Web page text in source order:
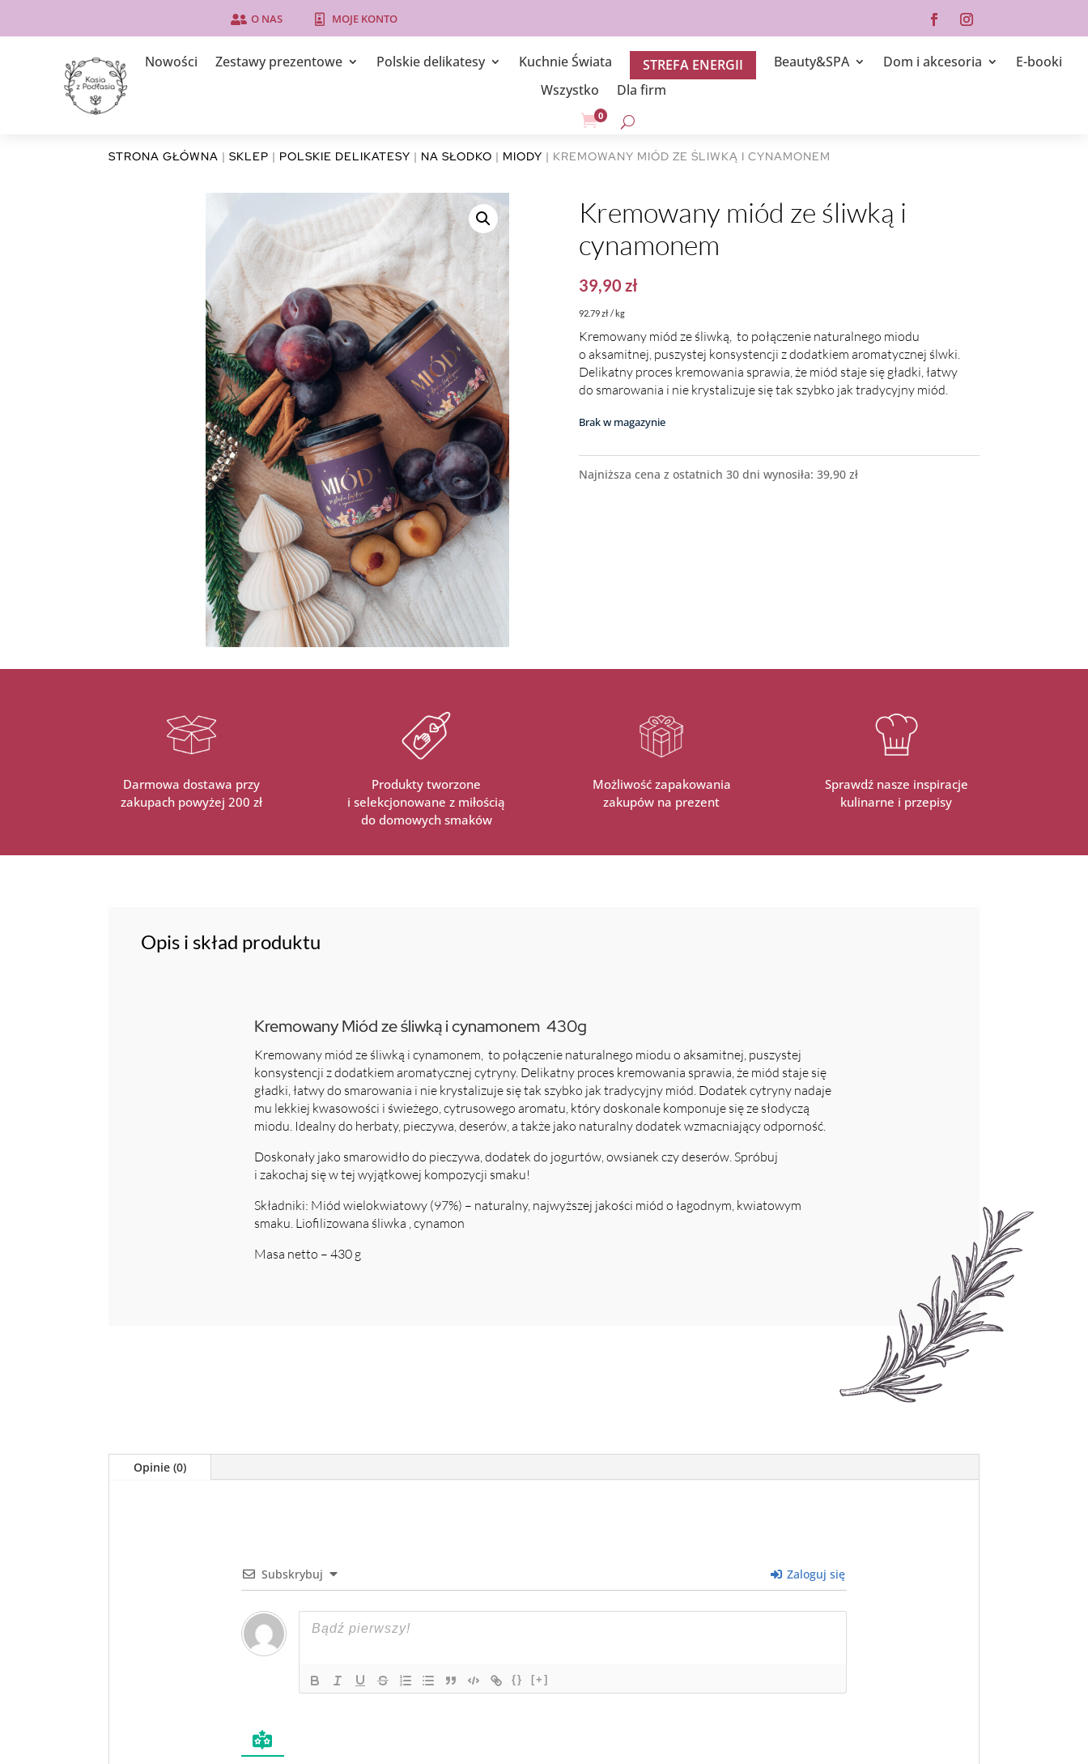
 O NAS  MOJE KONTO
Nowości Zestawy prezentowe Polskie delikatesy Kuchnie Świata STREFA ENERGII Beauty&SPA Dom i akcesoria
E-booki
Wszystko
Dla firm
0
STRONA GŁÓWNA |SKLEP | POLSKIE DELIKATESY | NA SŁODKO | MIODY | KREMOWANY MIÓD ZE ŚLIWKĄ I CYNAMONEM
Kremowany miód ze śliwką i
cynamonem
39,90 zł
92.79 zł / kg
Kremowany miód ze śliwką, to połączenie naturalnego miodu
o aksamitnej, puszystej konsystencji z dodatkiem aromatycznej ślwki.
Delikatny proces kremowania sprawia, że miód staje się gładki, łatwy
do smarowania i nie krystalizuje się tak szybko jak tradycyjny miód.
Brak w magazynie
Najniższa cena z ostatnich 30 dni wynosiła: 39,90 zł
Darmowa dostawa przy
zakupach powyżej 200 zł
Produkty tworzone
i selekcjonowane z miłością
do domowych smaków
Możliwość zapakowania
zakupów na prezent
Sprawdź nasze inspiracje
kulinarne i przepisy
Opis i skład produktu
Kremowany Miód ze śliwką i cynamonem 430g
Kremowany miód ze śliwką i cynamonem, to połączenie naturalnego miodu o aksamitnej, puszystej
konsystencji z dodatkiem aromatycznej cytryny. Delikatny proces kremowania sprawia, że miód staje się
gładki, łatwy do smarowania i nie krystalizuje się tak szybko jak tradycyjny miód. Dodatek cytryny nadaje
mu lekkiej kwasowości i świeżego, cytrusowego aromatu, który doskonale komponuje się ze słodyczą
miodu. Idealny do herbaty, pieczywa, deserów, a także jako naturalny dodatek wzmacniający odporność.
Doskonały jako smarowidło do pieczywa, dodatek do jogurtów, owsianek czy deserów. Spróbuj
i zakochaj się w tej wyjątkowej kompozycji smaku!
Składniki: Miód wielokwiatowy (97%) – naturalny, najwyższej jakości miód o łagodnym, kwiatowym
smaku. Liofilizowana śliwka , cynamon
Masa netto – 430 g
Opinie (0)
Subskrybuj Zaloguj się
{} [+]